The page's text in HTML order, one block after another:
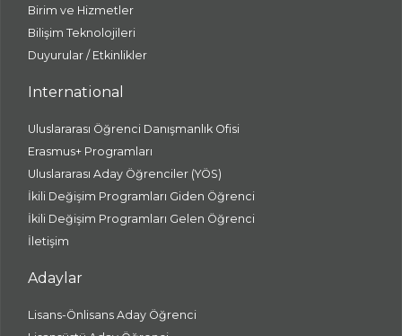
Birim ve Hizmetler
Bilişim Teknolojileri
Duyurular / Etkinlikler
International
Uluslararası Öğrenci Danışmanlık Ofisi
Erasmus+ Programları
Uluslararası Aday Öğrenciler (YÖS)
İkili Değişim Programları Giden Öğrenci
İkili Değişim Programları Gelen Öğrenci
İletişim
Adaylar
Lisans-Önlisans Aday Öğrenci